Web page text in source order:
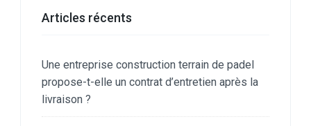
Articles récents
Une entreprise construction terrain de padel
propose-t-elle un contrat d’entretien après la
livraison ?